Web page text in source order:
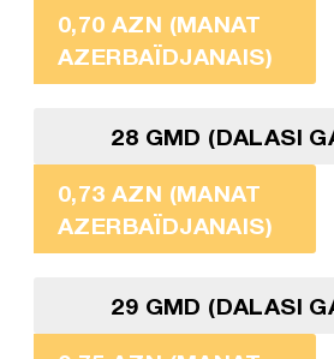
0,70 AZN (MANAT
AZERBAÏDJANAIS)
28 GMD (DALASI
0,73 AZN (MANAT
AZERBAÏDJANAIS)
29 GMD (DALASI